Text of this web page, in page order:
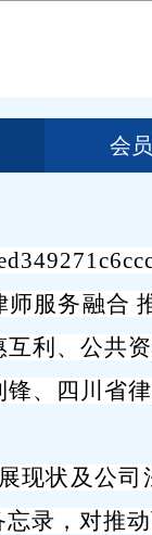
会
师服务融合
利、公共
锋、 四川省
现状及公
忘录 ，对推动